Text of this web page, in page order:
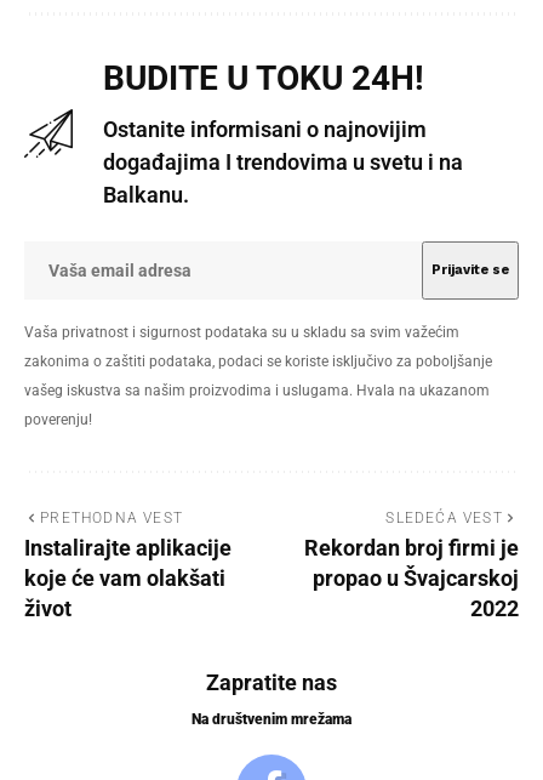
BUDITE U TOKU 24H!
Ostanite informisani o najnovijim
događajima I trendovima u svetu i na
Balkanu.
Vaša privatnost i sigurnost podataka su u skladu sa svim važećim
zakonima o zaštiti podataka, podaci se koriste isključivo za poboljšanje
vašeg iskustva sa našim proizvodima i uslugama. Hvala na ukazanom
poverenju!
PRETHODNA VEST
Instalirajte aplikacije
koje će vam olakšati
život
SLEDEĆA VEST
Rekordan broj firmi je
propao u Švajcarskoj
2022
Zapratite nas
Na društvenim mrežama